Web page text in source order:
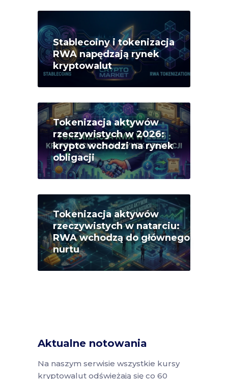
Stablecoiny i tokenizacja
RWA napędzają rynek
kryptowalut
Tokenizacja aktywów
rzeczywistych w 2026:
krypto wchodzi na rynek
obligacji
Tokenizacja aktywów
rzeczywistych w natarciu:
RWA wchodzą do głównego
nurtu
Aktualne notowania
Na naszym serwisie wszystkie kursy
kryptowalut odświeżają się co 60